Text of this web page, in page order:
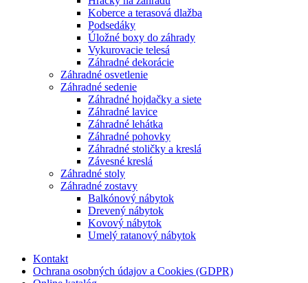
Koberce a terasová dlažba
Podsedáky
Úložné boxy do záhrady
Vykurovacie telesá
Záhradné dekorácie
Záhradné osvetlenie
Záhradné sedenie
Záhradné hojdačky a siete
Záhradné lavice
Záhradné lehátka
Záhradné pohovky
Záhradné stoličky a kreslá
Závesné kreslá
Záhradné stoly
Záhradné zostavy
Balkónový nábytok
Drevený nábytok
Kovový nábytok
Umelý ratanový nábytok
Kontakt
Ochrana osobných údajov a Cookies (GDPR)